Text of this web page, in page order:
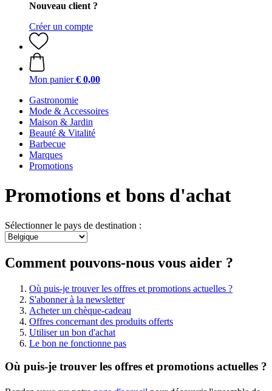
Nouveau client ?
Créer un compte
Mon panier € 0,00
Gastronomie
Mode & Accessoires
Maison & Jardin
Beauté & Vitalité
Barbecue
Marques
Promotions
Promotions et bons d'achat
Sélectionner le pays de destination :
Comment pouvons-nous vous aider ?
Où puis-je trouver les offres et promotions actuelles ?
S'abonner à la newsletter
Acheter un chèque-cadeau
Offres concernant des produits offerts
Utiliser un bon d'achat
Le bon ne fonctionne pas
Où puis-je trouver les offres et promotions actuelles ?